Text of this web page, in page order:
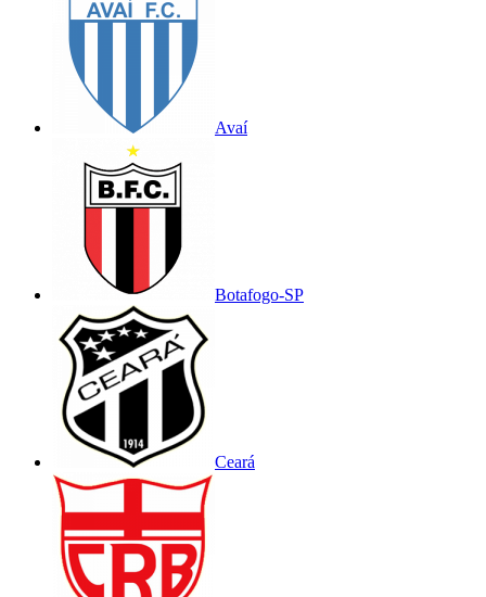
Avaí
Botafogo-SP
Ceará